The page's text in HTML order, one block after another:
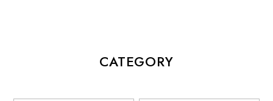
CATEGORY